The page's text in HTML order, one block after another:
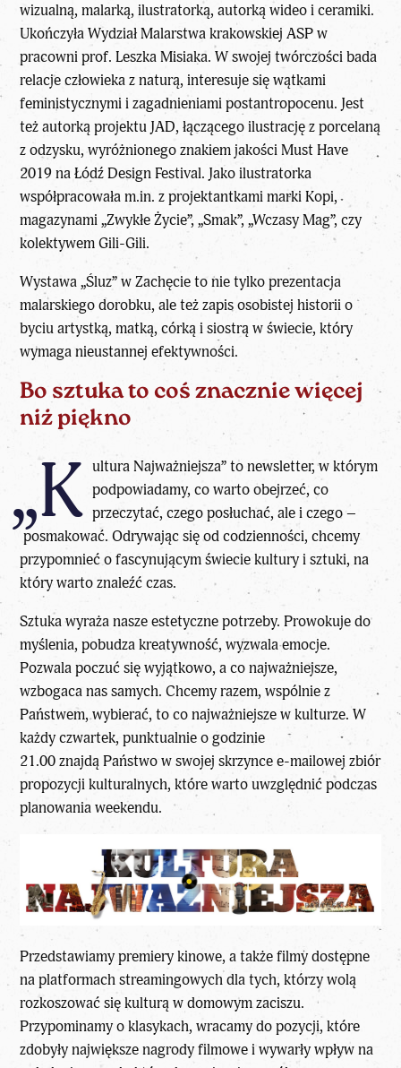
wizualną, malarką, ilustratorką, autorką wideo i ceramiki.
Ukończyła Wydział Malarstwa krakowskiej ASP w
pracowni prof. Leszka Misiaka. W swojej twórczości bada
relacje człowieka z naturą, interesuje się wątkami
feministycznymi i zagadnieniami postantropocenu. Jest
też autorką projektu JAD, łączącego ilustrację z porcelaną
z odzysku, wyróżnionego znakiem jakości Must Have
2019 na Łódź Design Festival. Jako ilustratorka
współpracowała m.in. z projektantkami marki Kopi,
magazynami „Zwykłe Życie”, „Smak”, „Wczasy Mag”, czy
kolektywem Gili-Gili.
Wystawa „Śluz” w Zachęcie to nie tylko prezentacja
malarskiego dorobku, ale też zapis osobistej historii o
byciu artystką, matką, córką i siostrą w świecie, który
wymaga nieustannej efektywności.
Bo sztuka to coś znacznie więcej
niż piękno
„K ultura Najważniejsza” to newsletter, w którym
podpowiadamy, co warto obejrzeć, co
przeczytać, czego posłuchać, ale i czego –
posmakować. Odrywając się od codzienności, chcemy
przypomnieć o fascynującym świecie kultury i sztuki, na
który warto znaleźć czas.
Sztuka wyraża nasze estetyczne potrzeby. Prowokuje do
myślenia, pobudza kreatywność, wyzwala emocje.
Pozwala poczuć się wyjątkowo, a co najważniejsze,
wzbogaca nas samych. Chcemy razem, wspólnie z
Państwem, wybierać, to co najważniejsze wkulturze. W
każdy czwartek, punktualnie o godzinie
21.00 znajdą Państwo w swojej skrzynce e-mailowej zbiór
propozycji kulturalnych, które warto uwzględnić podczas
planowania weekendu.
Przedstawiamy premiery kinowe, a także filmy dostępne
na platformach streamingowych dla tych, którzy wolą
rozkoszować się kulturą w domowym zaciszu.
Przypominamy o klasykach, wracamy do pozycji, które
zdobyły największe nagrody filmowe i wywarły wpływ na